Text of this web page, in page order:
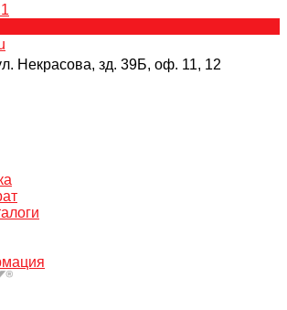
Некрасова, зд. 39Б, оф. 11, 12